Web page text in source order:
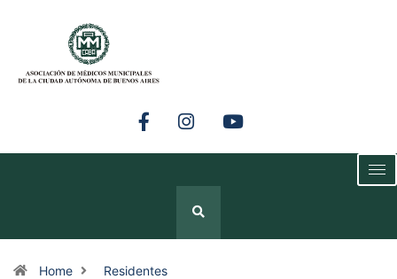
Home Residentes